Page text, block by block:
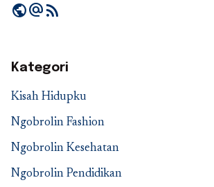
publicalternate_emailrss_feed
Kategori
Kisah Hidupku
Ngobrolin Fashion
Ngobrolin Kesehatan
Ngobrolin Pendidikan